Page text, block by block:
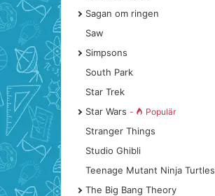
Sagan om ringen
Saw
Simpsons
South Park
Star Trek
Star Wars - Populär
Stranger Things
Studio Ghibli
Teenage Mutant Ninja Turtles
The Big Bang Theory